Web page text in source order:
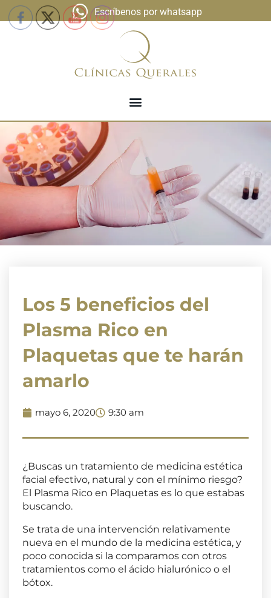
Escríbenos por whatsapp
Los 5 beneficios del
Plasma Rico en
Plaquetas que te harán
amarlo
mayo 6, 2020 9:30 am
¿Buscas un tratamiento de medicina estética
facial efectivo, natural y con el mínimo riesgo?
El Plasma Rico en Plaquetas es lo que estabas
buscando.
Se trata de una intervención relativamente
nueva en el mundo de la medicina estética, y
poco conocida si la comparamos con otros
tratamientos como el ácido hialurónico o el
bótox.